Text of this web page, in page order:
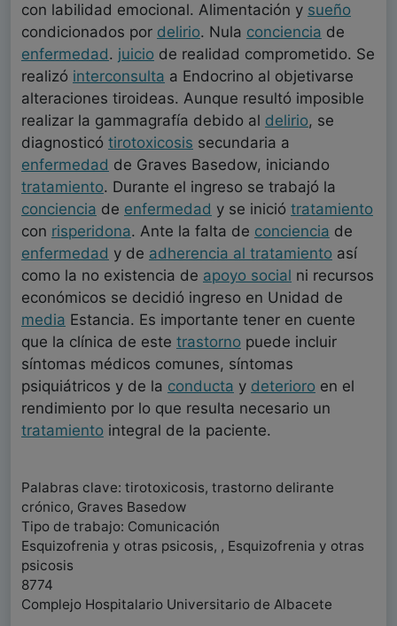
con labilidad emocional. Alimentación y sueño
condicionados por delirio. Nula conciencia de
enfermedad. juicio de realidad comprometido. Se
realizó interconsulta a Endocrino al objetivarse
alteraciones tiroideas. Aunque resultó imposible
realizar la gammagrafía debido al delirio, se
diagnosticó tirotoxicosis secundaria a
enfermedad de Graves Basedow, iniciando
tratamiento. Durante el ingreso se trabajó la
conciencia de enfermedad y se inició tratamiento
con risperidona. Ante la falta de conciencia de
enfermedad y de adherencia al tratamiento así
como la no existencia de apoyo social ni recursos
económicos se decidió ingreso en Unidad de
media Estancia. Es importante tener en cuente
que la clínica de este trastorno puede incluir
síntomas médicos comunes, síntomas
psiquiátricos y de la conducta y deterioro en el
rendimiento por lo que resulta necesario un
tratamiento integral de la paciente.
Palabras clave: tirotoxicosis, trastorno delirante
crónico, Graves Basedow
Tipo de trabajo: Comunicación
Esquizofrenia y otras psicosis, , Esquizofrenia y otras
psicosis
8774
Complejo Hospitalario Universitario de Albacete